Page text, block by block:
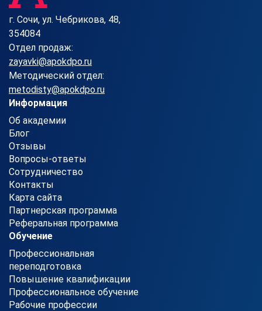
г. Сочи, ул. Чебрикова, 48,
354084
Отдел продаж:
zayavki@apokdpo.ru
Методический отдел:
metodisty@apokdpo.ru
Информация
Об академии
Блог
Отзывы
Вопросы-ответы
Сотрудничество
Контакты
Карта сайта
Партнерская программа
Реферальная программа
Обучение
Профессиональная
переподготовка
Повышение квалификации
Профессиональное обучение
Рабочие профессии